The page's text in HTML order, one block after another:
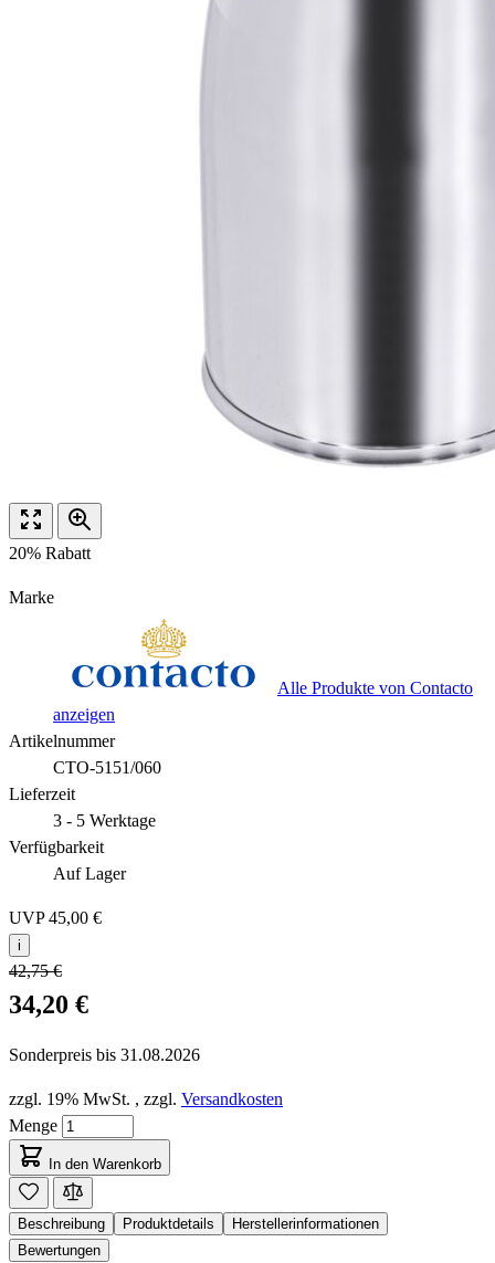
20% Rabatt
Marke
Alle Produkte von Contacto
anzeigen
Artikelnummer
CTO-5151/060
Lieferzeit
3 - 5 Werktage
Verfügbarkeit
Auf Lager
UVP45,00 €
i
42,75 €
34,20 €
Sonderpreis bis 31.08.2026
zzgl. 19% MwSt. , zzgl. Versandkosten
Menge
In den Warenkorb
Beschreibung Produktdetails
Herstellerinformationen
Bewertungen